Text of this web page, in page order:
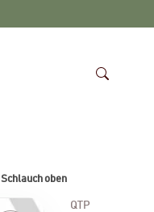
Schlauch oben
QTP